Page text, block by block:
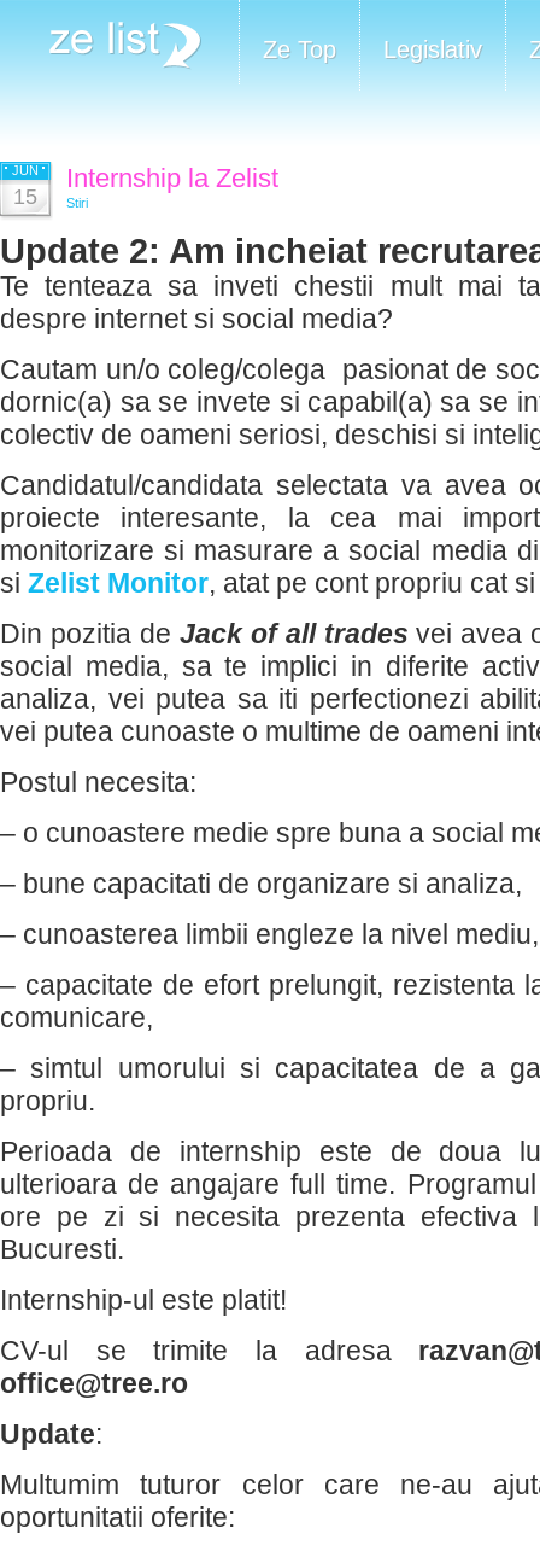
Ze Top Legislativ
JUN
15
Internship la Zelist
Stiri
Update 2: Am incheiat
Te tenteaza sa inveti chestii mult mai
despre internet si social media?
Cautam un/o coleg/colega pasionat de
dornic(a) sa se invete si capabil(a) sa se
colectiv de oameni seriosi, deschisi si
Candidatul/candidata selectata va avea
proiecte interesante, la cea mai
monitorizare si masurare a social media
si Zelist Monitor, atat pe cont propriu cat
Din pozitia de Jack of all trades vei avea
social media, sa te implici in diferite
analiza, vei putea sa iti perfectionezi
vei putea cunoaste o multime de oameni
Postul necesita:
– o cunoastere medie spre buna a social
– bune capacitati de organizare si analiza,
– cunoasterea limbii engleze la nivel mediu,
– capacitate de efort prelungit, rezistenta
comunicare,
– simtul umorului si capacitatea de a
propriu.
Perioada de internship este de doua
ulterioara de angajare full time.
ore pe zi si necesita prezenta
Bucuresti.
Internship-ul este platit!
CV-ul se trimite la adresa
office@tree.ro
Update:
Multumim tuturor celor care ne-au
oportunitatii oferite: